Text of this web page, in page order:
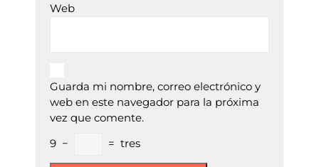
Web
Guarda mi nombre, correo electrónico y
web en este navegador para la próxima
vez que comente.
9 − = tres